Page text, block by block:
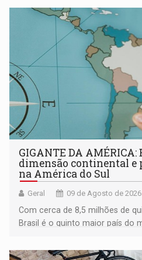
GIGANTE DA
dimensão continental e
na América do Sul
Geral 09 de Agosto de
Com cerca de 8,5 milhões de
Brasil é o quinto maior país do